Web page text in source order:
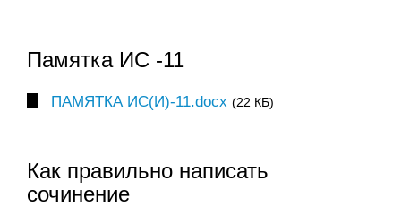
Памятка ИС -11
ПАМЯТКА ИС(И)-11.docx (22 КБ)
Как правильно написать
сочинение